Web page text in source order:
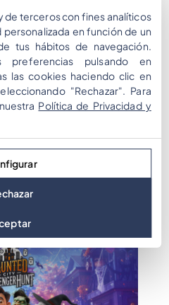
Building
da casa
più diffusa, offrendo
il passaggio al lavoro
colleghi. Senza le
le esperienze condivise
de terceros con fines analíticos
en función de un
tus hábitos de navegación.
preferencias pulsando en
las cookies haciendo clic en
"Rechazar". Para
Política de Privacidad y